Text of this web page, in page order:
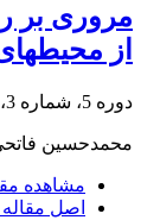
مروری بر
از
دوره 5، شماره 3، پاییز 1397، صفحه
محمدحسین
مشاهده
اصل مقاله